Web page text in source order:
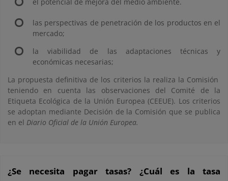
las perspectivas de penetración de los productos en el
mercado;
la viabilidad de las adaptaciones técnicas y
económicas necesarias;
La propuesta definitiva de los criterios la realiza la Comisión
teniendo en cuenta las observaciones del Comité de la
Etiqueta Ecológica de la Unión Europea (CEEUE). Los criterios
se adoptan mediante Decisión de la Comisión que se publica
en el Diario Oficial de la Unión Europea.
¿Se necesita pagar tasas? ¿Cuál es la tasa